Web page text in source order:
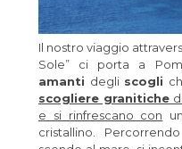
Il nostro viaggio
Sole” ci porta a
amanti degli scogli
scogliere granitiche
e si rinfrescano con
cristallino.